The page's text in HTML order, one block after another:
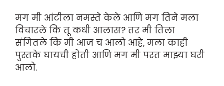
मग मी आंटीला नमस्ते केले आणि मग तिने मला
विचारले कि तू कधी आलास? तर मी तिला
संगितले कि मी आज च आलो आहे, मला काही
पुस्तके घायची होती आणि मग मी परत माझ्या घरी
आलो.